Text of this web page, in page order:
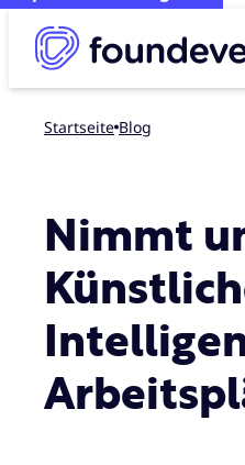
Startseite blog
Nimmt